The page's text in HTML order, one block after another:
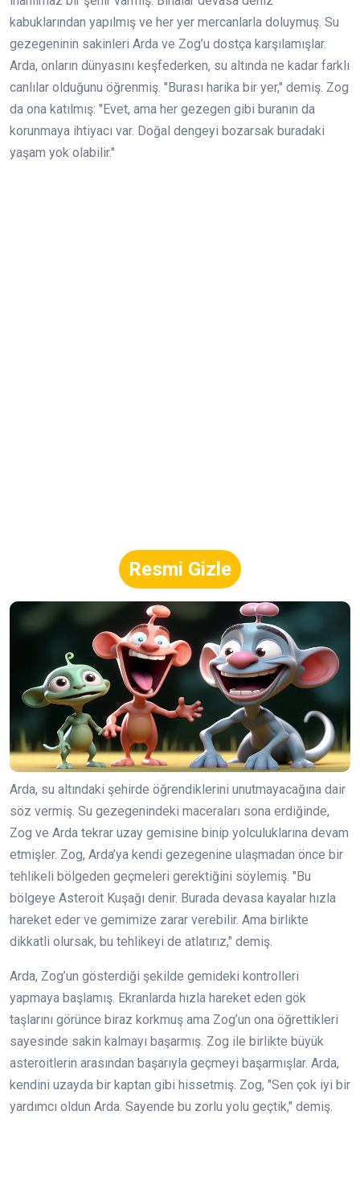
kabuklarından yapılmış ve her yer mercanlarla doluymuş. Su
gezegeninin sakinleri Arda ve Zog’u dostça karşılamışlar.
Arda, onların dünyasını keşfederken, su altında ne kadar farklı
canlılar olduğunu öğrenmiş. "Burası harika bir yer," demiş. Zog
da ona katılmış: "Evet, ama her gezegen gibi buranın da
korunmaya ihtiyacı var. Doğal dengeyi bozarsak buradaki
yaşam yok olabilir."
Resmi Gizle
Arda, su altındaki şehirde öğrendiklerini unutmayacağına dair
söz vermiş. Su gezegenindeki maceraları sona erdiğinde,
Zog ve Arda tekrar uzay gemisine binip yolculuklarına devam
etmişler. Zog, Arda’ya kendi gezegenine ulaşmadan önce bir
tehlikeli bölgeden geçmeleri gerektiğini söylemiş. "Bu
bölgeye Asteroit Kuşağı denir. Burada devasa kayalar hızla
hareket eder ve gemimize zarar verebilir. Ama birlikte
dikkatli olursak, bu tehlikeyi de atlatırız," demiş.
Arda, Zog’un gösterdiği şekilde gemideki kontrolleri
yapmaya başlamış. Ekranlarda hızla hareket eden gök
taşlarını görünce biraz korkmuş ama Zog’un ona öğrettikleri
sayesinde sakin kalmayı başarmış. Zog ile birlikte büyük
asteroitlerin arasından başarıyla geçmeyi başarmışlar. Arda,
kendini uzayda bir kaptan gibi hissetmiş. Zog, "Sen çok iyi bir
yardımcı oldun Arda. Sayende bu zorlu yolu geçtik," demiş.